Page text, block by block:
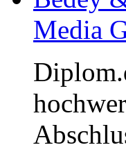
Media